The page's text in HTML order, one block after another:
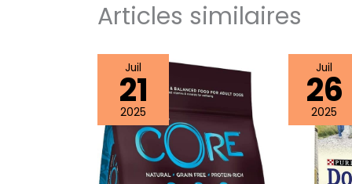
Articles similaires
Juil
21
2025
Juil
26
2025